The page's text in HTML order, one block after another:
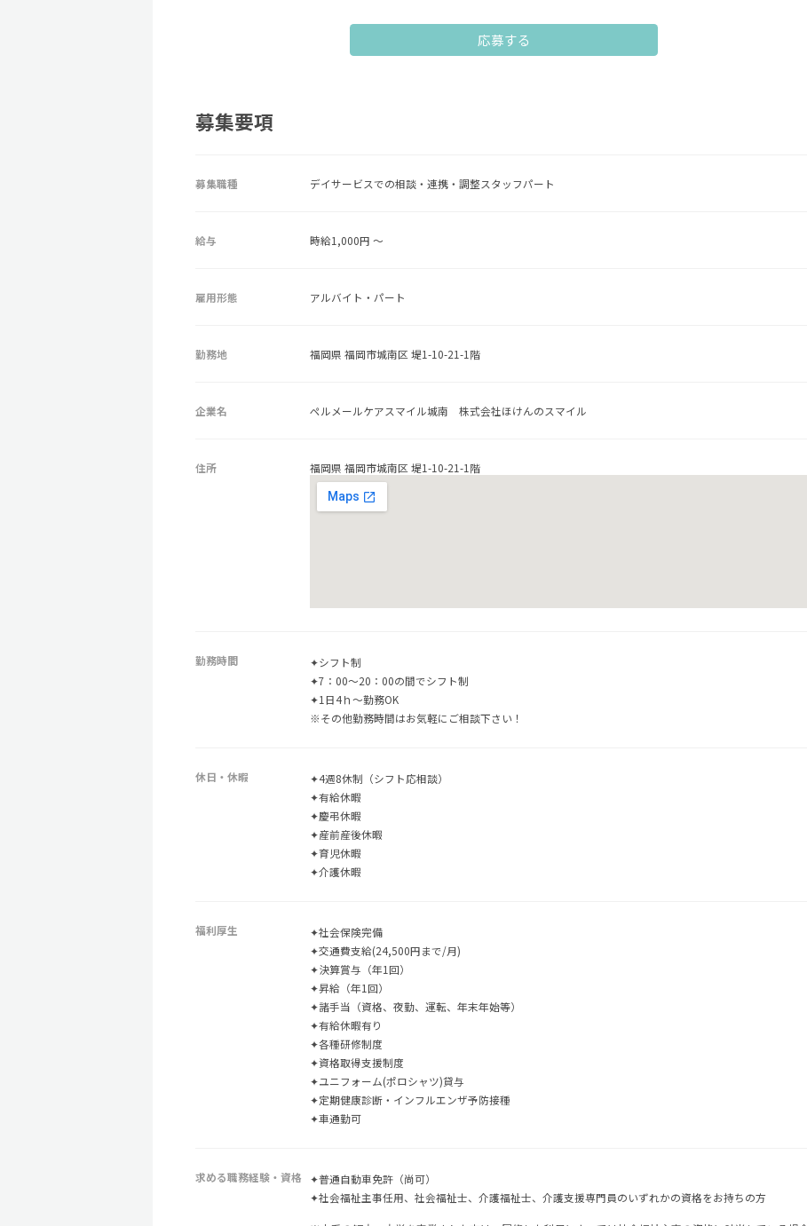
応募する
募集要項
募集職種 デイサービスでの相談・連携・調整スタッフパート
給与 時給1,000円 ～
雇用形態 アルバイト・パート
勤務地 福岡県 福岡市城南区 堤1-10-21-1階
企業名 ペルメールケアスマイル城南 株式会社ほけんのスマイル
住所 福岡県 福岡市城南区 堤1-10-21-1階
勤務時間
✦シフト制
✦7：00～20：00の間でシフト制
✦1日4ｈ～勤務OK
※その他勤務時間はお気軽にご相談下さい！
休日・休暇
✦4週8休制（シフト応相談）
✦有給休暇
✦慶弔休暇
✦産前産後休暇
✦育児休暇
✦介護休暇
福利厚生
✦社会保険完備
✦交通費支給(24,500円まで/月)
✦決算賞与（年1回）
✦昇給（年1回）
✦諸手当（資格、夜勤、運転、年末年始等）
✦有給休暇有り
✦各種研修制度
✦資格取得支援制度
✦ユニフォーム(ポロシャツ)貸与
✦定期健康診断・インフルエンザ予防接種
✦車通勤可
求める職務経験・資格
✦普通自動車免許（尚可）
✦社会福祉主事任用、社会福祉士、介護福祉士、介護支援専門員のいずれかの資格をお持ちの方